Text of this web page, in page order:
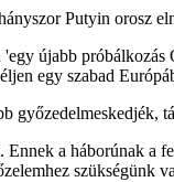
Putyin orosz
újabb
egy szabad
győzedelmeskedjék,
a háborúnak a
szükségünk